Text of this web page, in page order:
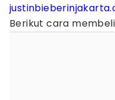
Berikut cara